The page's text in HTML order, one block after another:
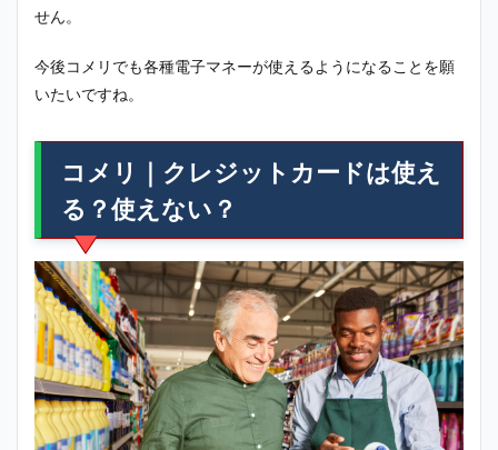
せん。
今後コメリでも各種電子マネーが使えるようになることを願
いたいですね。
コメリ｜クレジットカードは使え
る？使えない？